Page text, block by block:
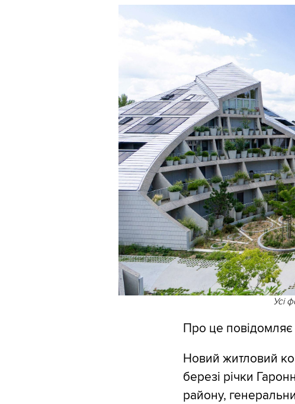
Усі
Про це повідомляє
Новий житловий
березі річки
району,